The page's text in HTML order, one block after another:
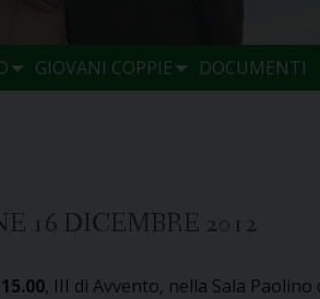
GIOVANI COPPIE DOCUMENTI
16 DICEMBRE 2012
, III di Avvento, nella Sala